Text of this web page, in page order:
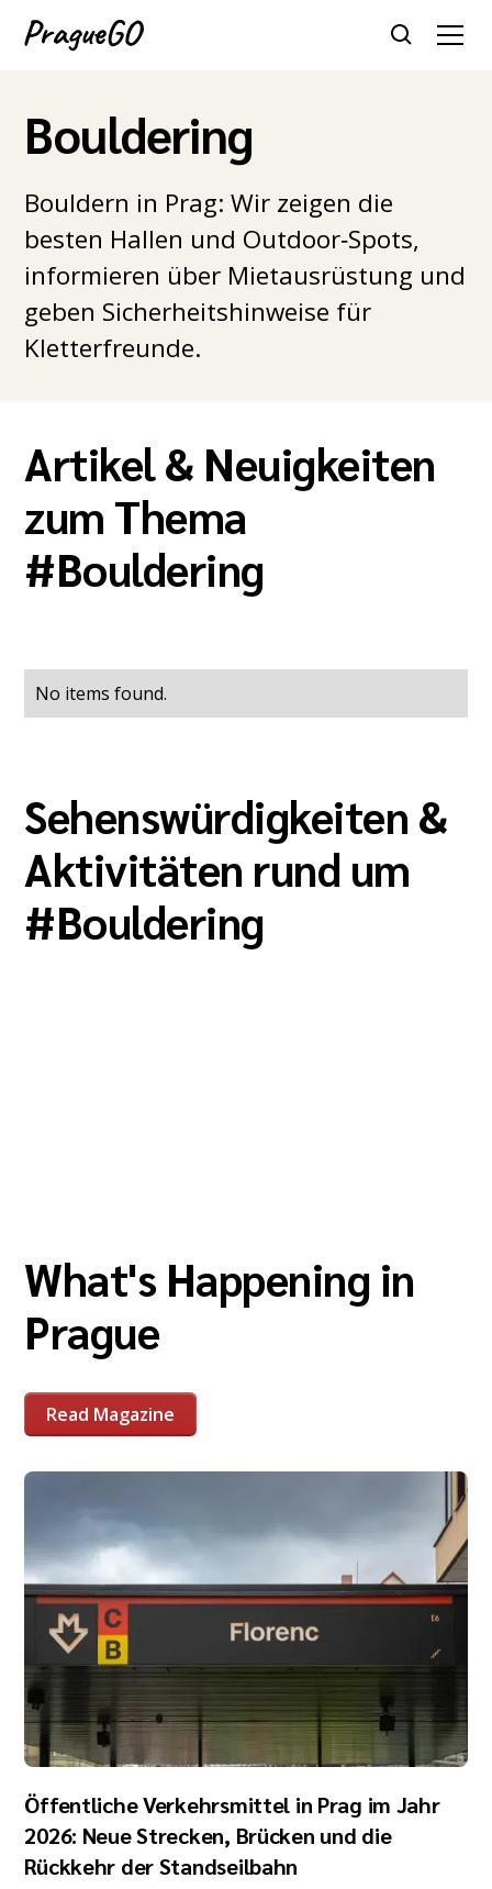
Bouldering
Bouldern in Prag: Wir zeigen die
besten Hallen und Outdoor‑Spots,
informieren über Mietausrüstung und
geben Sicherheitshinweise für
Kletterfreunde.
Artikel & Neuigkeiten
zum Thema
#Bouldering
No items found.
Sehenswürdigkeiten &
Aktivitäten rund um
#Bouldering
What's Happening in
Prague
Read Magazine
Öffentliche Verkehrsmittel in Prag im Jahr
2026: Neue Strecken, Brücken und die
Rückkehr der Standseilbahn